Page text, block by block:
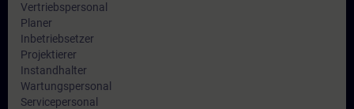
Vertriebspersonal
Planer
Inbetriebsetzer
Projektierer
Instandhalter
Wartungspersonal
Servicepersonal